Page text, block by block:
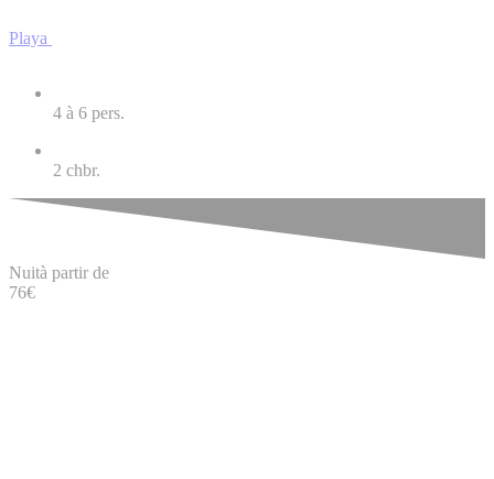
Playa
4 à 6 pers.
2 chbr.
Nuità partir de
76€